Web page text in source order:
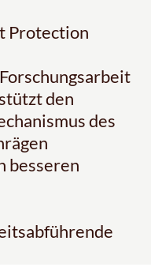
Protection
den
des
besseren